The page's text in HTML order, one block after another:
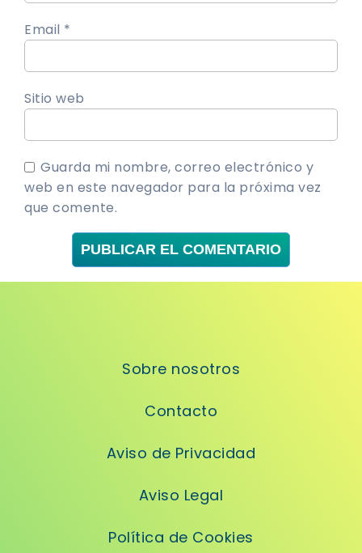
Email *
Sitio web
Guarda mi nombre, correo electrónico y
web en este navegador para la próxima vez
que comente.
Sobre nosotros
Contacto
Aviso de Privacidad
Aviso Legal
Política de Cookies